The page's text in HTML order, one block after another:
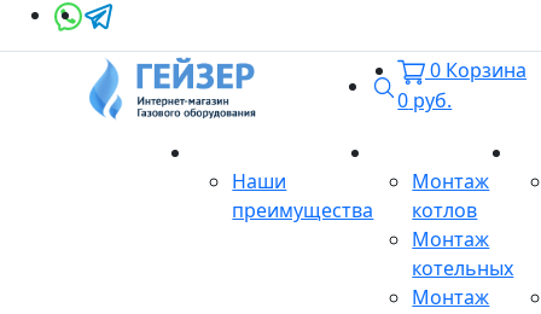
Поиск
0 Корзина
0 руб.
Наши
преимущества
Монтаж
котлов
Монтаж
котельных
Монтаж